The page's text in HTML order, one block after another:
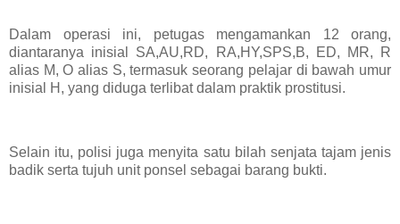
Dalam operasi ini, petugas mengamankan 12 orang,
diantaranya inisial SA,AU,RD, RA,HY,SPS,B, ED, MR, R
alias M, O alias S, termasuk seorang pelajar di bawah umur
inisial H, yang diduga terlibat dalam praktik prostitusi.
Selain itu, polisi juga menyita satu bilah senjata tajam jenis
badik serta tujuh unit ponsel sebagai barang bukti.